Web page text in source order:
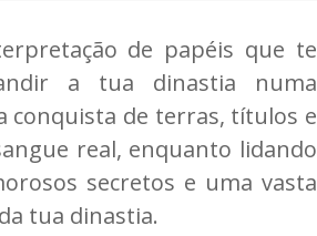
de papéis que te
a tua dinastia numa
conquista de terras, títulos e
real, enquanto lidando
secretos e uma vasta
tua dinastia.